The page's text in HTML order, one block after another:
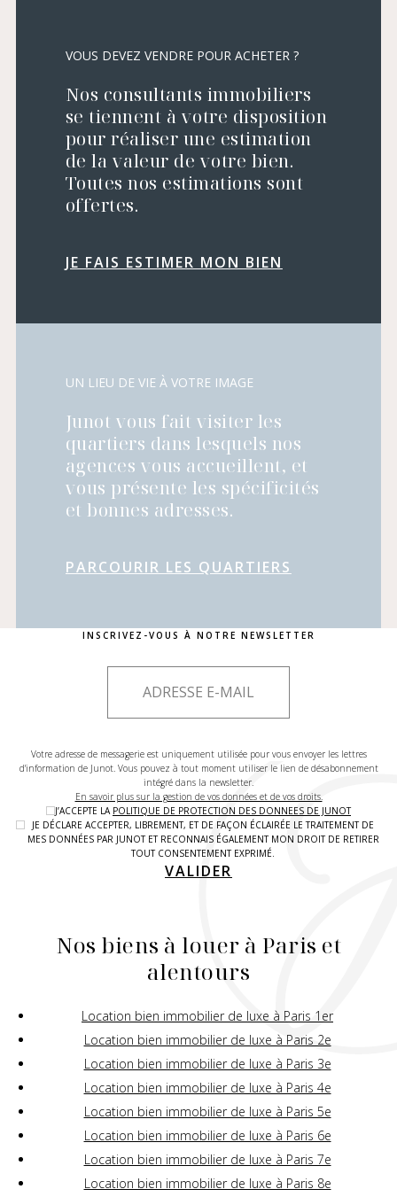
VOUS DEVEZ VENDRE POUR ACHETER ?
Nos consultants immobiliers
se tiennent à votre disposition
pour réaliser une estimation
de la valeur de votre bien.
Toutes nos estimations sont
offertes.
JE FAIS ESTIMER MON BIEN
UN LIEU DE VIE À VOTRE IMAGE
Junot vous fait visiter les
quartiers dans lesquels nos
agences vous accueillent, et
vous présente les spécificités
et bonnes adresses.
PARCOURIR LES QUARTIERS
INSCRIVEZ-VOUS À NOTRE NEWSLETTER
Votre adresse de messagerie est uniquement utilisée pour vous envoyer les lettres
d'information de Junot. Vous pouvez à tout moment utiliser le lien de désabonnement
intégré dans la newsletter.
En savoir plus sur la gestion de vos données et de vos droits.
J’ACCEPTE LA POLITIQUE DE PROTECTION DES DONNEES DE JUNOT
JE DÉCLARE ACCEPTER, LIBREMENT, ET DE FAÇON ÉCLAIRÉE LE TRAITEMENT DE
MES DONNÉES PAR JUNOT ET RECONNAIS ÉGALEMENT MON DROIT DE RETIRER
TOUT CONSENTEMENT EXPRIMÉ.
VALIDER
Nos biens à louer à Paris et
alentours
Location bien immobilier de luxe à Paris 1er
Location bien immobilier de luxe à Paris 2e
Location bien immobilier de luxe à Paris 3e
Location bien immobilier de luxe à Paris 4e
Location bien immobilier de luxe à Paris 5e
Location bien immobilier de luxe à Paris 6e
Location bien immobilier de luxe à Paris 7e
Location bien immobilier de luxe à Paris 8e